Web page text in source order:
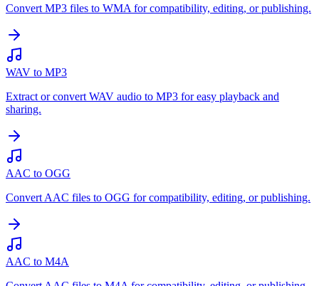
Convert MP3 files to WMA for compatibility, editing, or publishing.
WAV to MP3
Extract or convert WAV audio to MP3 for easy playback and
sharing.
AAC to OGG
Convert AAC files to OGG for compatibility, editing, or publishing.
AAC to M4A